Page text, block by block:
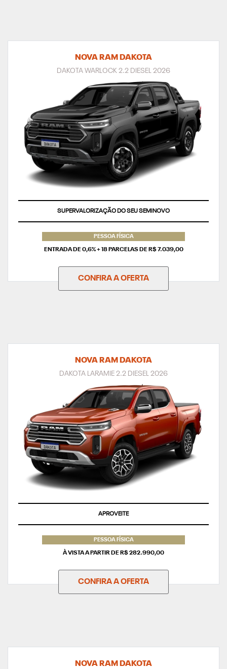
NOVA RAM DAKOTA
DAKOTA WARLOCK 2.2 DIESEL 2026
TAXA ZERO
PESSOA FÍSICA
ENTRADA DE 0,6% + 18 PARCELAS DE R$ 7.039,00
CONFIRA A OFERTA
NOVA RAM DAKOTA
DAKOTA LARAMIE 2.2 DIESEL 2026
APROVEITE
PESSOA FÍSICA
À VISTA A PARTIR DE R$ 282.990,00
CONFIRA A OFERTA
NOVA RAM DAKOTA